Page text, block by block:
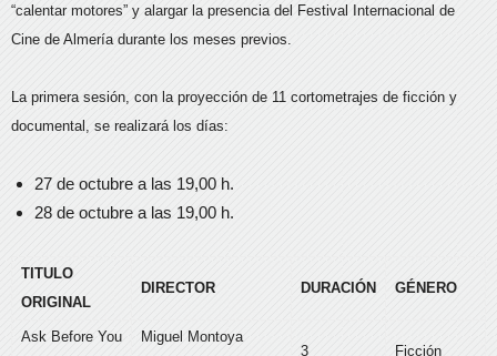
“calentar motores” y alargar la presencia del Festival Internacional de
Cine de Almería durante los meses previos.
La primera sesión, con la proyección de 11 cortometrajes de ficción y
documental, se realizará los días:
27 de octubre a las 19,00 h.
28 de octubre a las 19,00 h.
TITULO
ORIGINAL
DIRECTOR DURACIÓN GÉNERO
Ask Before You
Miguel Montoya
3 Ficción